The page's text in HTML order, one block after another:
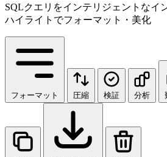
SQLクエリをインテリジェントなイ
ハイライトでフォーマット・美化
フォーマット 圧縮 検証 分析